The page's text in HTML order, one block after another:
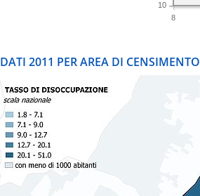
8
10
DATI 2011 PER AREA DI CENSIMENTO